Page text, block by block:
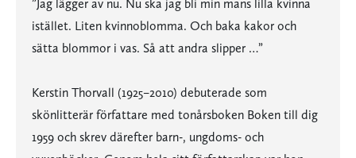
”Jag lägger av nu. Nu ska jag bli min mans lilla kvinna
istället. Liten kvinnoblomma. Och baka kakor och
sätta blommor i vas. Så att andra slipper …”
Kerstin Thorvall (1925–2010) debuterade som
skönlitterär författare med tonårsboken Boken till dig
1959 och skrev därefter barn-, ungdoms- och